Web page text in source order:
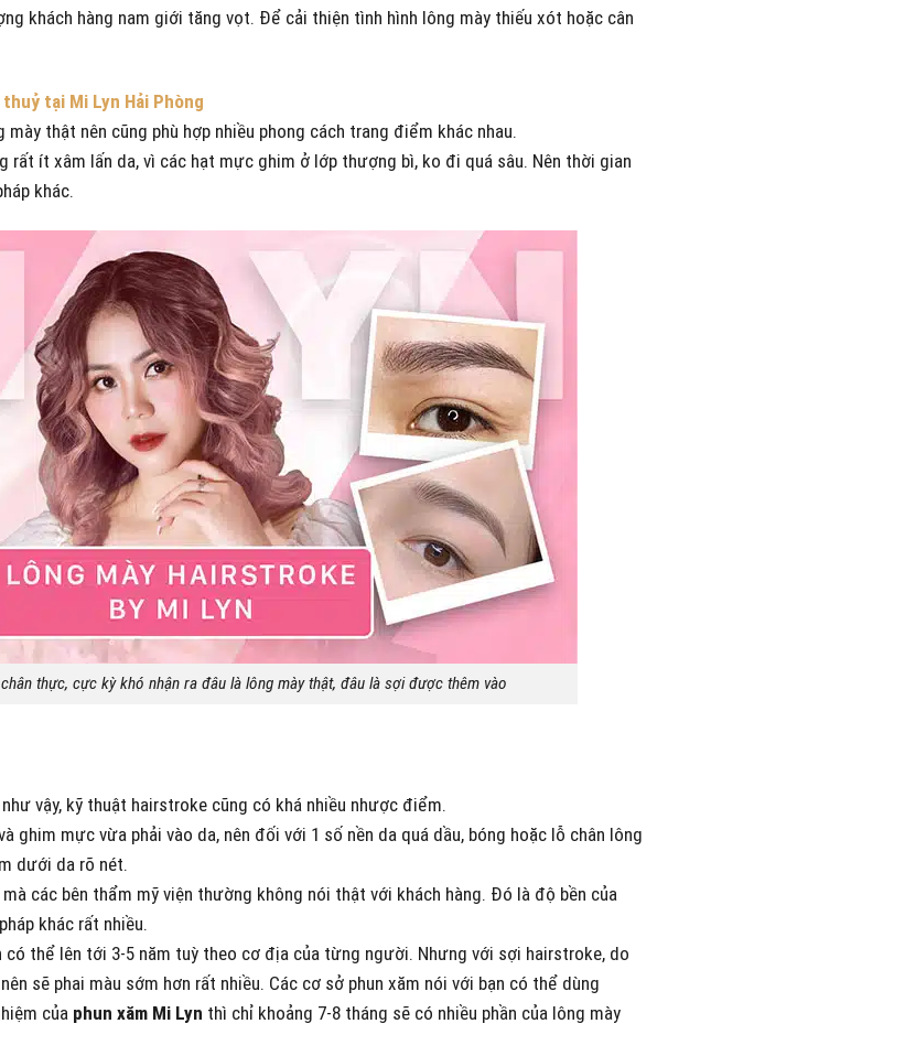
khách hàng nam giới tăng vọt. Để cải thiện tình hình lông mày thiếu xót hoặc cân
tại Mi Lyn Hải Phòng
thật nên cũng phù hợp nhiều phong cách trang điểm khác nhau.
rất ít xâm lấn da, vì các hạt mực ghim ở lớp thượng bì, ko đi quá sâu. Nên thời gian
khác.
thực, cực kỳ khó nhận ra đâu là lông mày thật, đâu là sợi được thêm vào
vậy, kỹ thuật hairstroke cũng có khá nhiều nhược điểm.
ghim mực vừa phải vào da, nên đối với 1 số nền da quá dầu, bóng hoặc lỗ chân lông
dưới da rõ nét.
các bên thẩm mỹ viện thường không nói thật với khách hàng. Đó là độ bền của
khác rất nhiều.
có thể lên tới 3-5 năm tuỳ theo cơ địa của từng người. Nhưng với sợi hairstroke, do
sẽ phai màu sớm hơn rất nhiều. Các cơ sở phun xăm nói với bạn có thể dùng
của phun xăm Mi Lyn thì chỉ khoảng 7-8 tháng sẽ có nhiều phần của lông mày